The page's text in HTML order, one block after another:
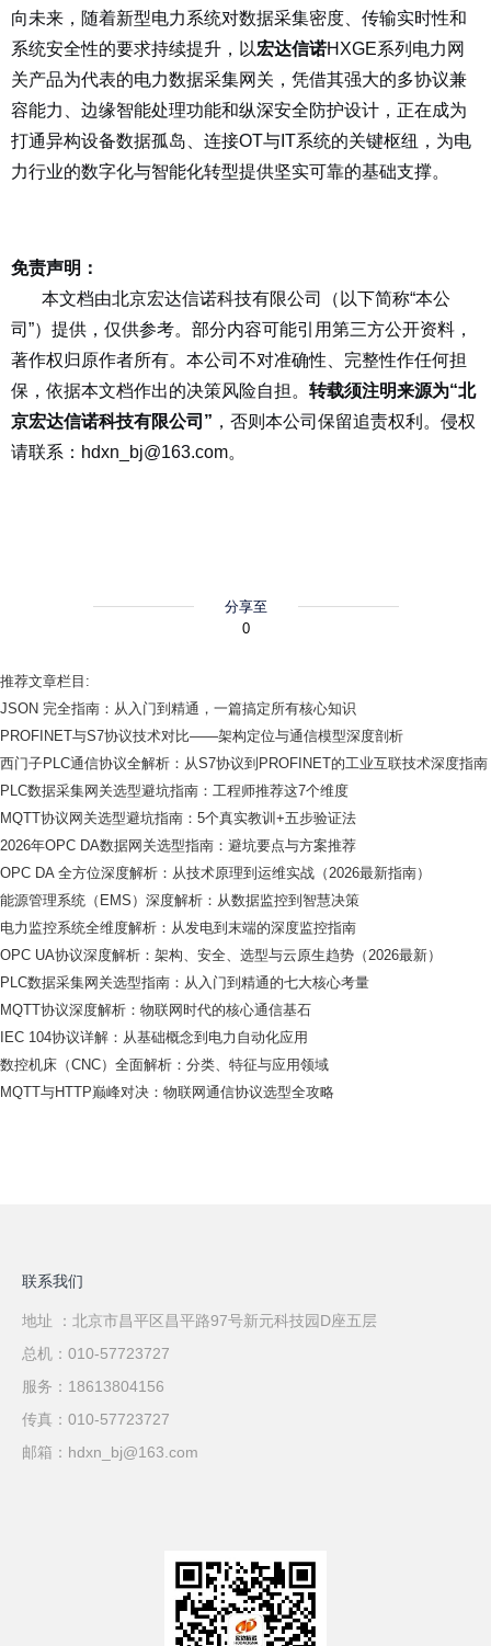
向未来，随着新型电力系统对数据采集密度、传输实时性和
系统安全性的要求持续提升，以宏达信诺HXGE系列电力网
关产品为代表的电力数据采集网关，凭借其强大的多协议兼
容能力、边缘智能处理功能和纵深安全防护设计，正在成为
打通异构设备数据孤岛、连接OT与IT系统的关键枢纽，为电
力行业的数字化与智能化转型提供坚实可靠的基础支撑。
免责声明：
本文档由北京宏达信诺科技有限公司（以下简称“本公
司”）提供，仅供参考。部分内容可能引用第三方公开资料，
著作权归原作者所有。本公司不对准确性、完整性作任何担
保，依据本文档作出的决策风险自担。 转载须注明来源为“北
京宏达信诺科技有限公司” ，否则本公司保留追责权利。侵权
请联系：hdxn_bj@163.com。
分享至
0
推荐文章栏目:
JSON 完全指南：从入门到精通，一篇搞定所有核心知识
PROFINET与S7协议技术对比——架构定位与通信模型深度剖析
西门子PLC通信协议全解析：从S7协议到PROFINET的工业互联技术深度指南
PLC数据采集网关选型避坑指南：工程师推荐这7个维度
MQTT协议网关选型避坑指南：5个真实教训+五步验证法
2026年OPC DA数据网关选型指南：避坑要点与方案推荐
OPC DA 全方位深度解析：从技术原理到运维实战（2026最新指南）
能源管理系统（EMS）深度解析：从数据监控到智慧决策
电力监控系统全维度解析：从发电到末端的深度监控指南
OPC UA协议深度解析：架构、安全、选型与云原生趋势（2026最新）
PLC数据采集网关选型指南：从入门到精通的七大核心考量
MQTT协议深度解析：物联网时代的核心通信基石
IEC 104协议详解：从基础概念到电力自动化应用
数控机床（CNC）全面解析：分类、特征与应用领域
MQTT与HTTP巅峰对决：物联网通信协议选型全攻略
联系我们
地址 ：北京市昌平区昌平路97号新元科技园D座五层
总机：010-57723727
服务：18613804156
传真：010-57723727
邮箱：hdxn_bj@163.com